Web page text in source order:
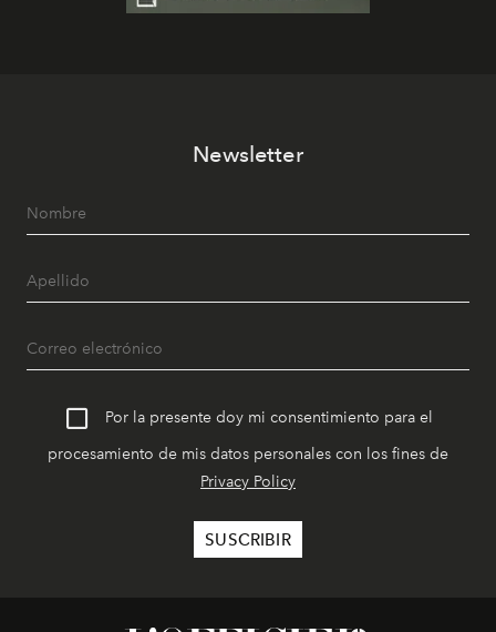
Newsletter
Por la presente doy mi consentimiento para el
procesamiento de mis datos personales con los fines de
Privacy Policy